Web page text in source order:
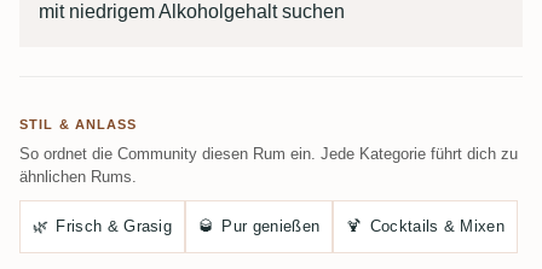
mit niedrigem Alkoholgehalt suchen
STIL & ANLASS
So ordnet die Community diesen Rum ein. Jede Kategorie führt dich zu
ähnlichen Rums.
🌿 Frisch & Grasig 🥃 Pur genießen 🍹 Cocktails & Mixen